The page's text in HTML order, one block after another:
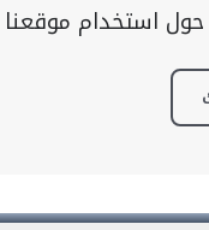
استخدام موقعنا